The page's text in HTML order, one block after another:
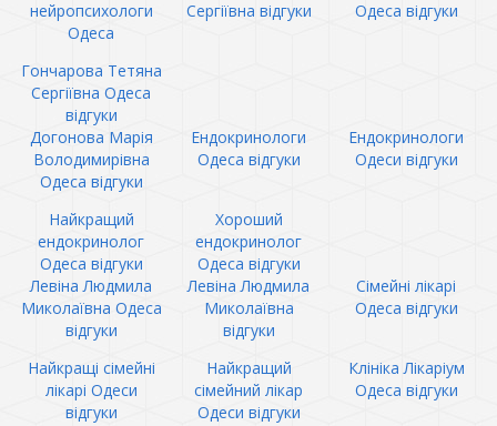
нейропсихологи
Одеса
Сергіївна відгуки
Одеса відгуки
Гончарова Тетяна
Сергіївна Одеса
відгуки
Догонова Марія
Володимирівна
Одеса відгуки
Ендокринологи
Одеса відгуки
Ендокринологи
Одеси відгуки
Найкращий
ендокринолог
Одеса відгуки
Хороший
ендокринолог
Одеса відгуки
Левіна Людмила
Миколаївна Одеса
відгуки
Левіна Людмила
Миколаївна
відгуки
Сімейні лікарі
Одеса відгуки
Найкращі сімейні
лікарі Одеси
відгуки
Найкращий
сімейний лікар
Одеси відгуки
Клініка Лікаріум
Одеса відгуки